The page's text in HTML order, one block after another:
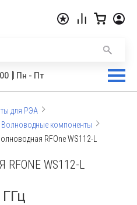
Пн - Пт
для РЭА
Волноводные компоненты
RFOne WS112-L
WS112-L